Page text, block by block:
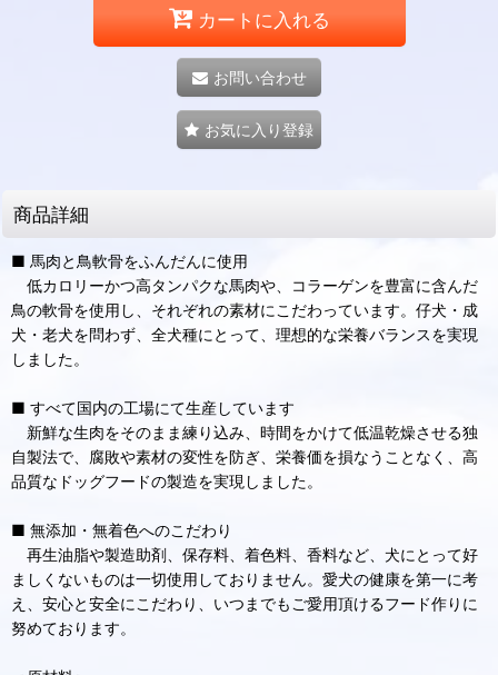
カートに入れる
お問い合わせ
お気に入り登録
商品詳細
■ 馬肉と鳥軟骨をふんだんに使用
低カロリーかつ高タンパクな馬肉や、コラーゲンを豊富に含んだ
鳥の軟骨を使用し、それぞれの素材にこだわっています。仔犬・成
犬・老犬を問わず、全犬種にとって、理想的な栄養バランスを実現
しました。
■ すべて国内の工場にて生産しています
新鮮な生肉をそのまま練り込み、時間をかけて低温乾燥させる独
自製法で、腐敗や素材の変性を防ぎ、栄養価を損なうことなく、高
品質なドッグフードの製造を実現しました。
■ 無添加・無着色へのこだわり
再生油脂や製造助剤、保存料、着色料、香料など、犬にとって好
ましくないものは一切使用しておりません。愛犬の健康を第一に考
え、安心と安全にこだわり、いつまでもご愛用頂けるフード作りに
努めております。